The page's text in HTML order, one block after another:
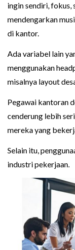
ingin sendiri, fokus,
mendengarkan
di kantor.
Ada variabel lain
menggunakan
misalnya layout
Pegawai kantoran
cenderung lebih
mereka yang
Selain itu,
industri pekerjaan.